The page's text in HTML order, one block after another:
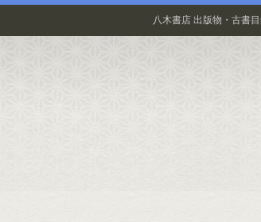
八木書店 出版物・古書